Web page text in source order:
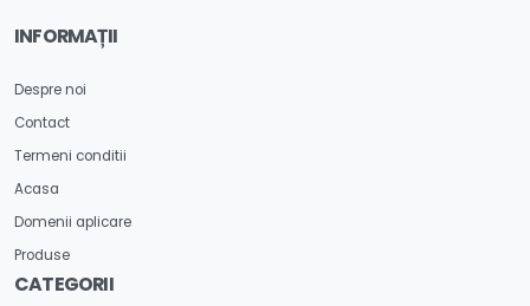
INFORMAȚII
Despre noi
Contact
Termeni conditii
Acasa
Domenii aplicare
Produse
CATEGORII